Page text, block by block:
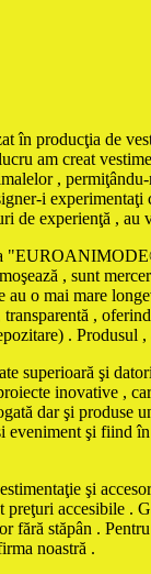
în producţia de
am creat
,
i experimentaţi
de experienţă ,
, sunt
au o mai mare
,
.
superioară şi
inovative ,
dar şi
eveniment şi fiind
şi
preţuri accesibile .
fără stăpân .
noastră .